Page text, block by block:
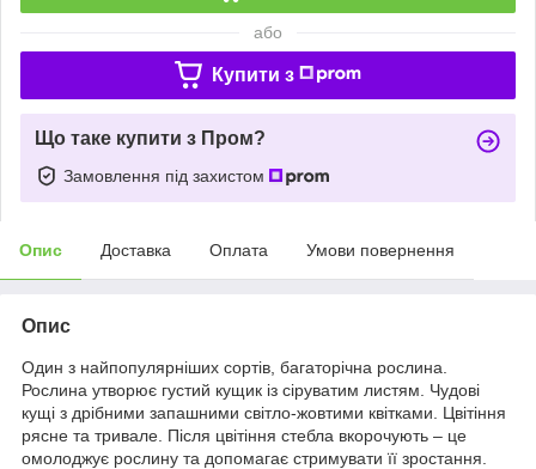
або
Купити з
Що таке купити з Пром?
Замовлення під захистом
Опис Доставка Оплата Умови повернення
Опис
Один з найпопулярніших сортів, багаторічна рослина.
Рослина утворює густий кущик із сіруватим листям. Чудові
кущі з дрібними запашними світло-жовтими квітками. Цвітіння
рясне та тривале. Після цвітіння стебла вкорочують – це
омолоджує рослину та допомагає стримувати її зростання.